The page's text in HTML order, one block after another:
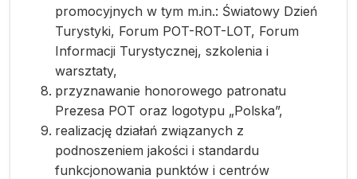
promocyjnych w tym m.in.: Światowy Dzień
Turystyki, Forum POT-ROT-LOT, Forum
Informacji Turystycznej, szkolenia i
warsztaty,
przyznawanie honorowego patronatu
Prezesa POT oraz logotypu „Polska”,
realizację działań związanych z
podnoszeniem jakości i standardu
funkcjonowania punktów i centrów